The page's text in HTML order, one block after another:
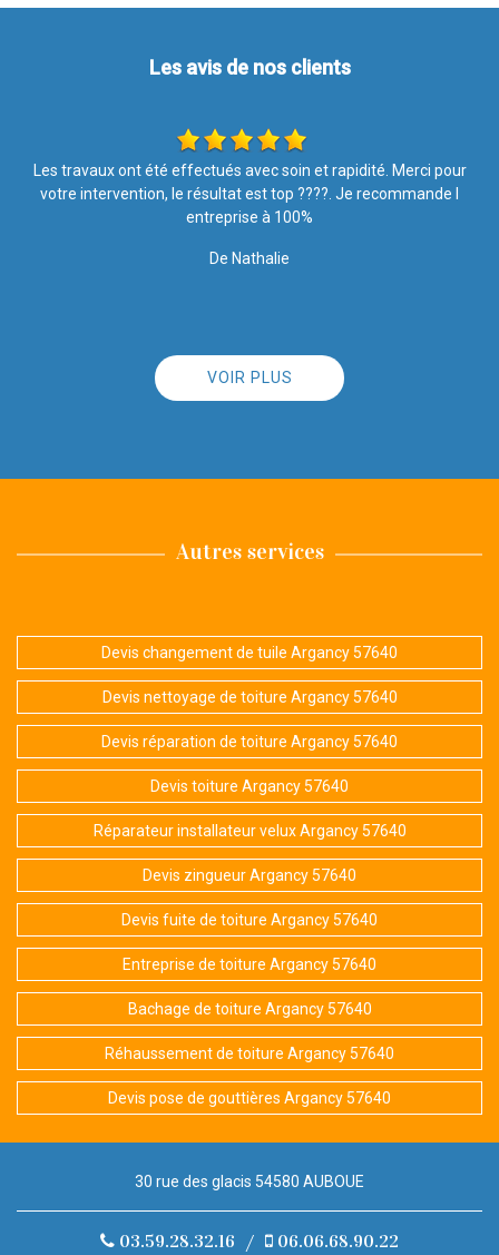
Les avis de nos clients
Rapide et efficace, rien à dire !!
De Ornella
VOIR PLUS
Autres services
Devis changement de tuile Argancy 57640
Devis nettoyage de toiture Argancy 57640
Devis réparation de toiture Argancy 57640
Devis toiture Argancy 57640
Réparateur installateur velux Argancy 57640
Devis zingueur Argancy 57640
Devis fuite de toiture Argancy 57640
Entreprise de toiture Argancy 57640
Bachage de toiture Argancy 57640
Réhaussement de toiture Argancy 57640
Devis pose de gouttières Argancy 57640
30 rue des glacis 54580 AUBOUE
03.59.28.32.16 / 06.06.68.90.22